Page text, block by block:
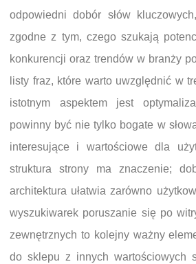
odpowiedni dobór słów
zgodne z tym, czego szukają
konkurencji oraz trendów w branży
listy fraz, które warto uwzględnić w
istotnym aspektem jest
powinny być nie tylko bogate w
interesujące i wartościowe dla
struktura strony ma znaczenie;
architektura ułatwia zarówno
wyszukiwarek poruszanie się po
zewnętrznych to kolejny ważny
do sklepu z innych wartościowych